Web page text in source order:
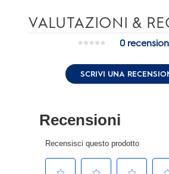
VALUTAZIONI &
link
alla
0
SCRIVI UNA